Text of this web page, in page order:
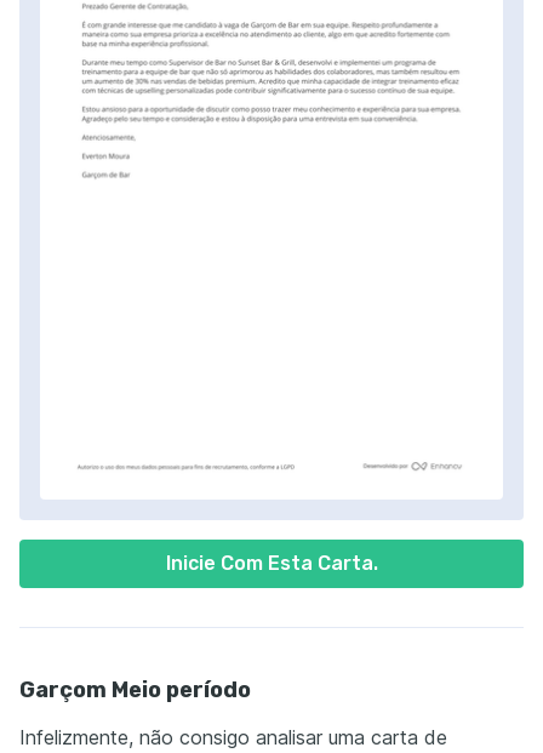
Inicie Com Esta Carta.
Garçom Meio período
Infelizmente, não consigo analisar uma carta de